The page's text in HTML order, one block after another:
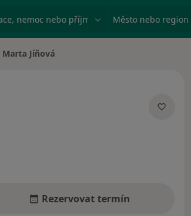
nemoc nebo příjmení Město nebo region
města
Marta Jíňová
Rezervovat termín